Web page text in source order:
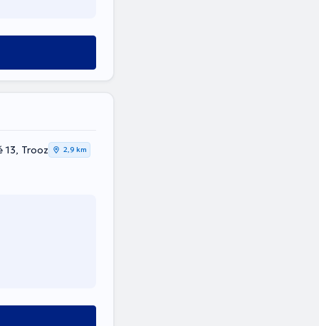
13, Trooz 2,9 km